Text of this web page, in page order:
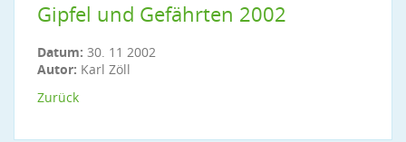
Gipfel und Gefährten 2002
Datum: 30. 11 2002
Autor: Karl Zöll
Zurück